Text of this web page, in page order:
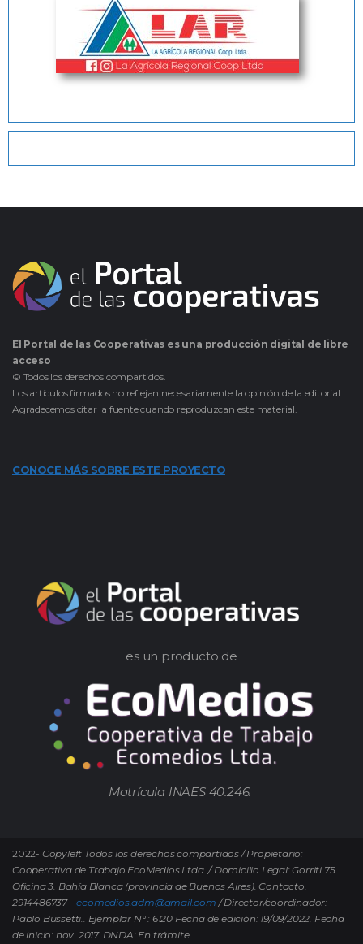
El Portal de las Cooperativas es una producción digital de libre
acceso
© Todos los derechos compartidos.
Los artículos firmados no reflejan necesariamente la opinión de la editorial.
Agradecemos citar la fuente cuando reproduzcan este material.
CONOCE MÁS SOBRE ESTE PROYECTO
es un producto de
Matrícula INAES 40.246.
2022- Copyleft Todos los derechos compartidos / Propietario:
Cooperativa de Trabajo EcoMedios Ltda. / Domicilio Legal: Gorriti 75.
Oficina 3. Bahía Blanca (provincia de Buenos Aires). Contacto.
2914486737 –ecomedios.adm@gmail.com / Director/coordinador:
Pablo Bussetti.. Ejemplar N° : 6120 Fecha de edición: 19/09/2022. Fecha
de inicio: nov. 2017. DNDA: En trámite